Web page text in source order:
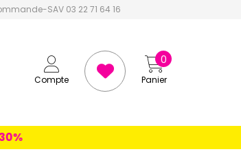
SAV 03 22 71 64 16
Compte Panier
0